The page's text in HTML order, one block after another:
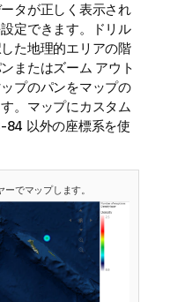
タが正しく表示され
定できます。ドリル
た地理的エリアの階
またはズーム アウト
プのパンをマップの
。マップにカスタム
84 以外の座標系を使
でマップします。